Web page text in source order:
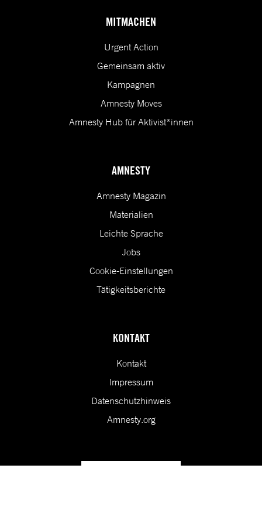
MITMACHEN
Urgent Action
Gemeinsam aktiv
Kampagnen
Amnesty Moves
Amnesty Hub für Aktivist*innen
AMNESTY
Amnesty Magazin
Materialien
Leichte Sprache
Jobs
Cookie-Einstellungen
Tätigkeitsberichte
KONTAKT
Kontakt
Impressum
Datenschutzhinweis
Amnesty.org